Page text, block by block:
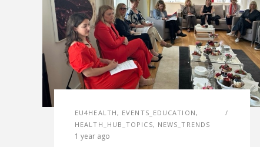
EU4HEALTH, EVENTS_EDUCATION,
HEALTH_HUB_TOPICS, NEWS_TRENDS
1 year ago